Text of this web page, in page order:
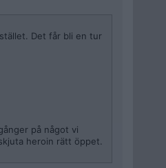
Det får bli en tur
på något vi
heroin rätt öppet.